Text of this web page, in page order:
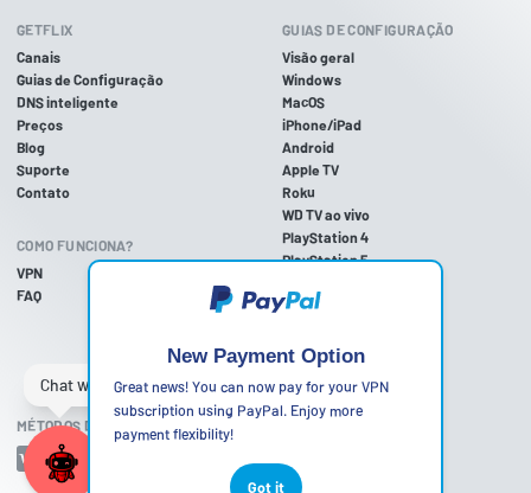
GETFLIX
Canais
Guias de Configuração
DNS inteligente
Preços
Blog
Suporte
Contato
COMO FUNCIONA?
VPN
FAQ
GUIAS DE CONFIGURAÇÃO
Visão geral
Windows
MacOS
iPhone/iPad
Android
Apple TV
Roku
WD TV ao vivo
PlayStation 4
PlayStation 5
Xbox One
Nintendo Wii U
Nintendo Wii
MÉTODOS DE PAGAMENTO ACEITOS
New Payment Option
Great news! You can now pay for your VPN
subscription using PayPal. Enjoy more
payment flexibility!
Got it